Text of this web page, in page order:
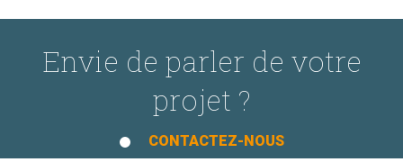
Envie de parler de votre
projet ?
CONTACTEZ-NOUS